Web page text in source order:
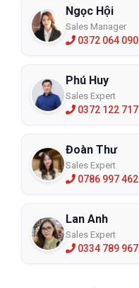
Ngọc Hội
Sales Manager
0372 064 090
Phú Huy
Sales Expert
0372 122 717
Đoàn Thư
Sales Expert
0786 997 462
Lan Anh
Sales Expert
0334 789 967